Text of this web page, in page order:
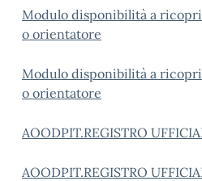
Modulo disponibilità a
o orientatore
Modulo disponibilità a
o orientatore
AOODPIT.REGISTRO
AOODPIT.REGISTRO